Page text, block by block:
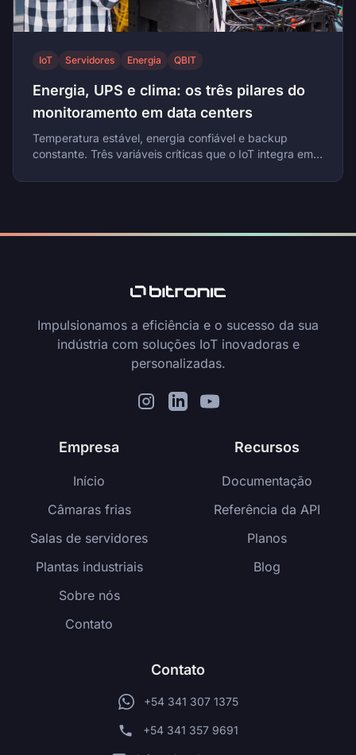
IoT Servidores Energia QBIT
Energia, UPS e clima: os três pilares do
monitoramento em data centers
Temperatura estável, energia confiável e backup
constante. Três variáveis críticas que o IoT integra em
centers.
Impulsionamos a eficiência e o sucesso da sua
indústria com soluções IoT inovadoras e
personalizadas.
Empresa
Início
Câmaras frias
Salas de servidores
Plantas industriais
Sobre nós
Contato
Recursos
Documentação
Referência da API
Planos
Blog
Contato
+54 341 307 1375
+54 341 357 9691